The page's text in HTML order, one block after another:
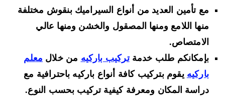
مع تأمين العديد من أنواع السيراميك بنقوش مختلفة
منها اللامع ومنها المصقول والخشن ومنها عالي
الامتصاص.
بإمكانكم طلب خدمةتركيب باركيه من خلالمعلم
باركيه يقوم بتركيب كافة أنواع باركيه باحترافية مع
دراسة المكان ومعرفة كيفية تركيب بحسب النوع.